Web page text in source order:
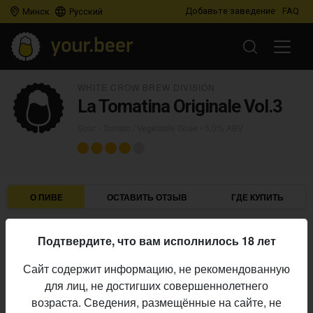
Минск Русский Добавьте заведение FAQ
La Tomatina Originale Vol.3
О ПИВЕ ОСТАВИТЬ ОТЗЫВ ГДЕ КУПИТЬ
Пивоварня:
Алкоголь:
5,0%
Начало
выпуска:
30.01.2026
Подтвердите, что вам исполнилось 18 лет
Сайт содержит информацию, не рекомендованную
для лиц, не достигших совершеннолетнего
возраста. Сведения, размещённые на сайте, не